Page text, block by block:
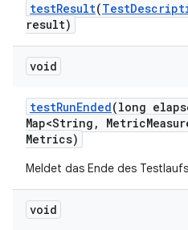
testResult(Test
result)
void
testRunEnded(long
Map<String , Metric
Metrics)
Meldet das Ende des
void